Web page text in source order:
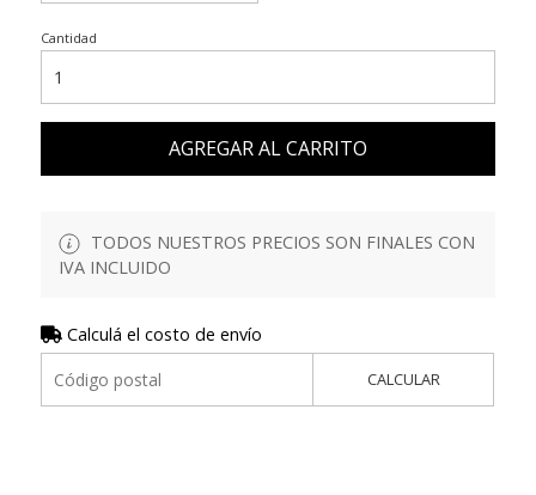
Cantidad
AGREGAR AL CARRITO
TODOS NUESTROS PRECIOS SON FINALES CON
IVA INCLUIDO
Calculá el costo de envío
CALCULAR